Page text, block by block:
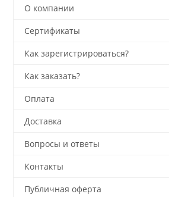
О компании
Сертификаты
Как зарегистрироваться?
Как заказать?
Оплата
Доставка
Вопросы и ответы
Контакты
Публичная оферта